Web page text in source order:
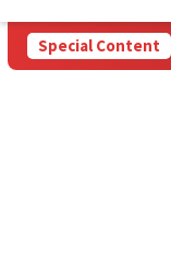
Special Content
Lahan: Antara